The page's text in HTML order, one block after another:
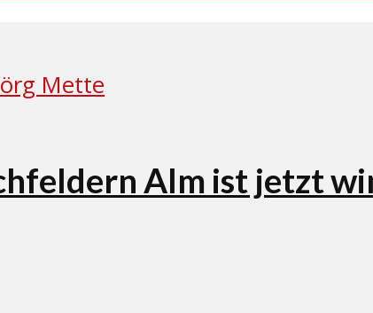
Alm ist jetzt